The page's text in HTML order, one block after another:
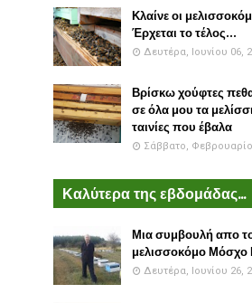
Κλαίνε οι
Έρχεται το τέλος...
Δευτέρα, Ιουνίου 06,
Βρίσκω χούφτες
σε όλα μου τα
ταινίες που έβαλα
Σάββατο,
Καλύτερα της εβδομάδας...
Μια συμβουλή απο
μελισσοκόμο Μόσχο
Δευτέρα, Ιουνίου 26,